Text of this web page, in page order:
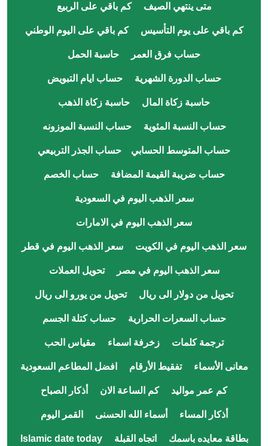
متى ينتهي الصيف كم باقي على الربيع
كم باقي على يوم التأسيس كم باقي على اليوم الوطني
حساب فرق العمر حاسبة الحمل
حساب الدورة الشهرية حساب ايام التبويض
حاسبة زكاة المال حاسبة زكاة الذهب
حساب النسبة المئوية حساب النسبة الموزونه
حساب المتوسط الحسابي حساب الجذر التربيعي
حساب ضريبة القيمة المضافة حساب الخصم
سعر الذهب اليوم في السعودية
سعر الذهب اليوم في الامارات
سعر الذهب اليوم في الكويت سعر الذهب اليوم في قطر
سعر الذهب اليوم في مصر تحويل العملات
تحويل من دولار الى ريال تحويل من يورو الى ريال
حساب السعرات الحرارية حساب كتلة الجسم
ترجمة كلمات زخرفة اسماء مقياس الحب
معانى الأسماء تفقيط الأرقام افضل المطاعم السعودية
كم عمر مواليد كم الساعة الان أذكار الصباح
أذكار المساء أسماء الله الحسنى القمر اليوم
بطاقة معايده باسمك اتجاه القبلة Islamic date today